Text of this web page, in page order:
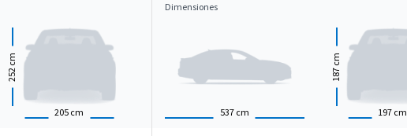
205 cm
252
cm
Dimensiones
537 cm 197 cm
187
cm